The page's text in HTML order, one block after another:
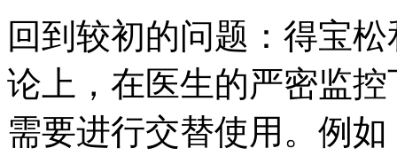
回到较初的问题：得宝
论上，在医生的严密监
需要进行交替使用。例